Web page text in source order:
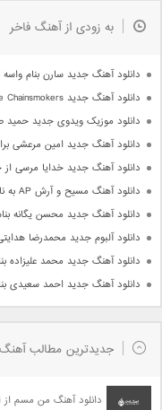
به زودی از آهنگ فاخر
دانلود آهنگ جدید سارن بنام واسه
دانلود آهنگ جدید The Chainsmokers و Emily Warren بنام Side Effects
دانلود موزیک ویدوی جدید
دانلود آهنگ جدید امین مرعشی
دانلود آهنگ جدید خدایا مرسی
دانلود آهنگ مسیح و آرش AP به نام خیلی دلم تنگه
دانلود آهنگ جدید محسن یگانه
دانلود آلبوم جدید محمدرضا
دانلود آهنگ جدید محمد علیزاده
دانلود آهنگ جدید احمد سعیدی
جدیدترین مطالب
دانلود آهنگ من مسم از